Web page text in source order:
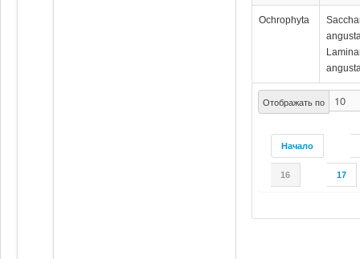
Отображать по
Начало
16 17
Ochrophyta